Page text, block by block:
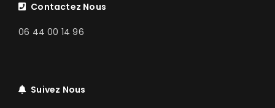
Contactez Nous
06 44 00 14 96
Suivez Nous